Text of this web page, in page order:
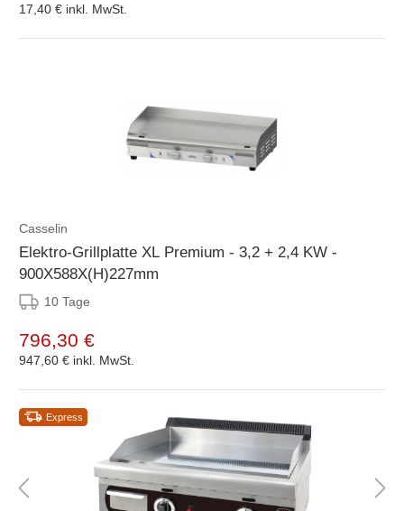
17,40 € inkl. MwSt.
Casselin
Elektro-Grillplatte XL Premium - 3,2 + 2,4 KW -
900X588X(H)227mm
10 Tage
796,30 €
947,60 € inkl. MwSt.
Express